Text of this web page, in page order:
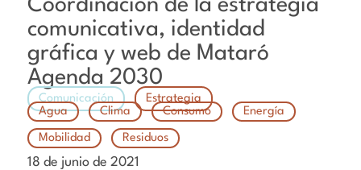
Coordinación de la estrategia
comunicativa, identidad
gráfica y web de Mataró
Agenda 2030
Comunicación
Estrategia
Agua
Clima Consumo Energía
Mobilidad Residuos
18 de junio de 2021